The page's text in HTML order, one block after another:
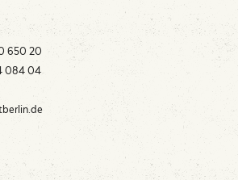
650 20
084 04